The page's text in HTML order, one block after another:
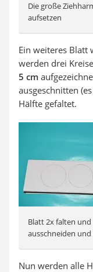
Die große
aufsetzen
Ein weiteres Blatt
werden drei
5 cm
ausgeschnitten
Hälfte gefaltet.
Blatt 2x falten
ausschneiden
Nun werden alle